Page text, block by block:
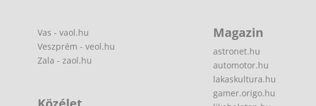
Vas - vaol.hu
Veszprém - veol.hu
Zala - zaol.hu
Magazin
astronet.hu
automotor.hu
lakaskultura.hu
gamer.origo.hu